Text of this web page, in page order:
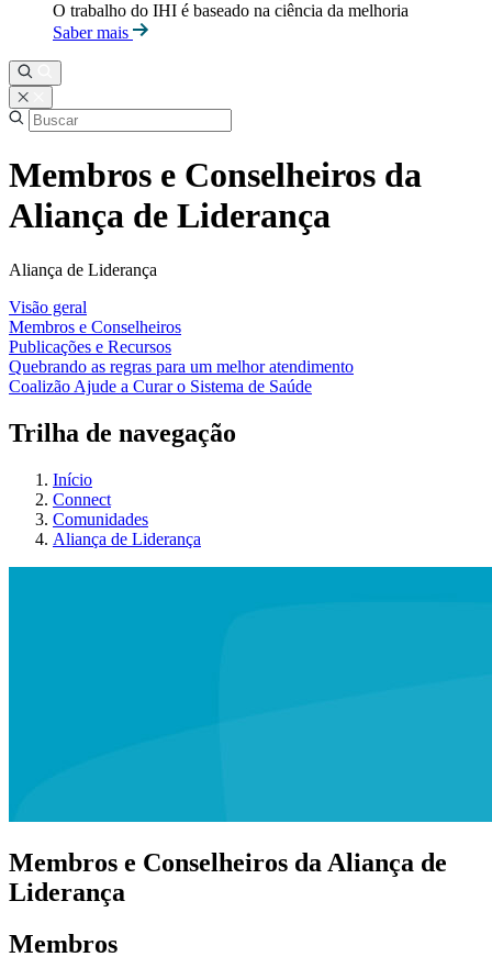
O trabalho do IHI é baseado na ciência da melhoria
Saber mais
Membros e Conselheiros da
Aliança de Liderança
Aliança de Liderança
Visão geral
Membros e Conselheiros
Publicações e Recursos
Quebrando as regras para um melhor atendimento
Coalizão Ajude a Curar o Sistema de Saúde
Trilha de navegação
Início
Connect
Comunidades
Aliança de Liderança
Membros e Conselheiros da Aliança de
Liderança
Membros